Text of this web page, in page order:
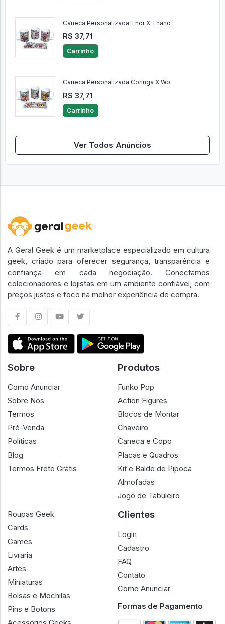
Caneca Personalizada Thor X Thano
R$ 37,71
Carrinho
Caneca Personalizada Coringa X Wo
R$ 37,71
Carrinho
Ver Todos Anúncios
A Geral Geek é um marketplace especializado em cultura
geek, criado para oferecer segurança, transparência e
confiança em cada negociação. Conectamos
colecionadores e lojistas em um ambiente confiável, com
preços justos e foco na melhor experiência de compra.
Sobre
Como Anunciar
Sobre Nós
Termos
Pré-Venda
Políticas
Blog
Termos Frete Grátis
Produtos
Funko Pop
Action Figures
Blocos de Montar
Chaveiro
Caneca e Copo
Placas e Quadros
Kit e Balde de Pipoca
Almofadas
Jogo de Tabuleiro
Roupas Geek
Cards
Games
Livraria
Artes
Miniaturas
Bolsas e Mochilas
Pins e Botons
Clientes
Login
Cadastro
FAQ
Contato
Como Anunciar
Formas de Pagamento